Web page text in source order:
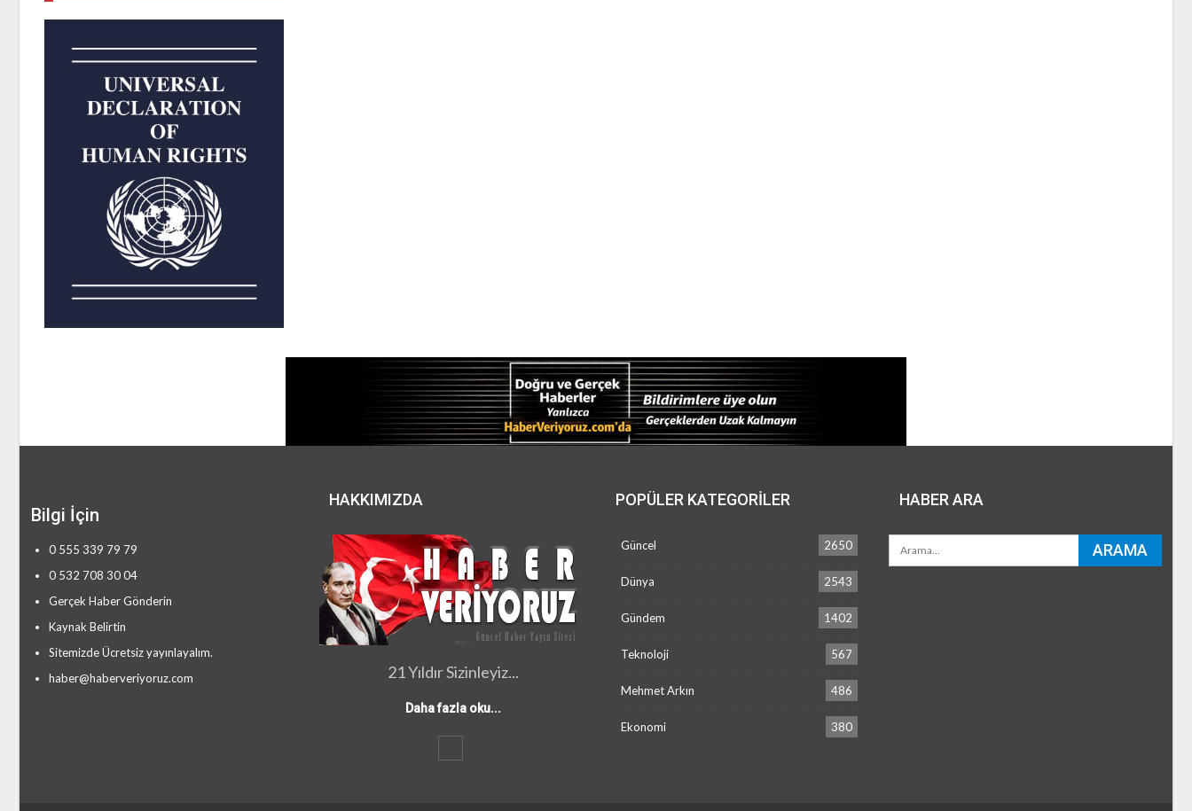
Bilgi İçin
0 555 339 79 79
0 532 708 30 04
Gerçek Haber Gönderin
Kaynak Belirtin
Sitemizde Ücretsiz yayınlayalım.
haber@haberveriyoruz.com
HAKKIMIZDA
21 Yıldır Sizinleyiz...
Daha fazla oku...
POPÜLER KATEGORILER
Güncel 2650
Dünya 2543
Gündem 1402
Teknoloji 567
Mehmet Arkın 486
Ekonomi 380
HABER ARA